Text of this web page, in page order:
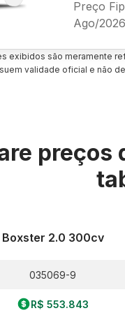
Preço
Ago/2026
exibidos são meramente
validade oficial e não
preços
Boxster 2.0 300cv
035069-9
R$ 553.843